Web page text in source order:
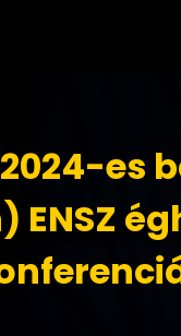
es
ENSZ